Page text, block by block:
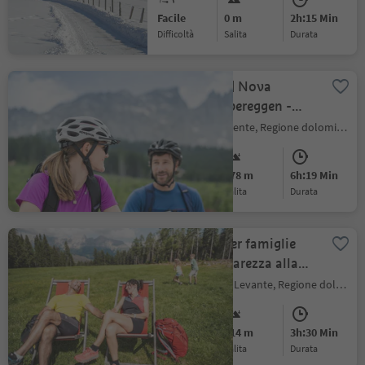
Facile
Difficoltà
0 m
Salita
2h:15 Min
durata
Hike & Bike | Nova
Ponente - Obereggen -
Lago di Carezza
Ega, Nova Ponente, Regione dolomitica Val d'Ega
Difficile
Difficoltà
578 m
Salita
6h:19 Min
durata
Escursione per famiglie
dal Lago di Carezza alla
Baita Häusler Sam
Carezza, Nova Levante, Regione dolomitica Val d'Ega
Facile
Difficoltà
214 m
Salita
3h:30 Min
durata